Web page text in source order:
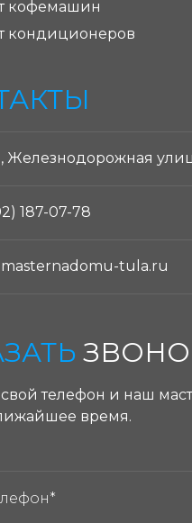
кофемашин
кондиционеров
Железнодорожная
187-07-78
tula.ru
свой телефон и наш
время.